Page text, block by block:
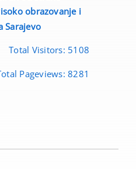
obrazovanje i
Sarajevo
Total Visitors: 5108
Pageviews:8281